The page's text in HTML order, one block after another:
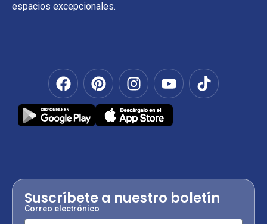
espacios excepcionales.
Suscríbete a nuestro boletín
Correo electrónico